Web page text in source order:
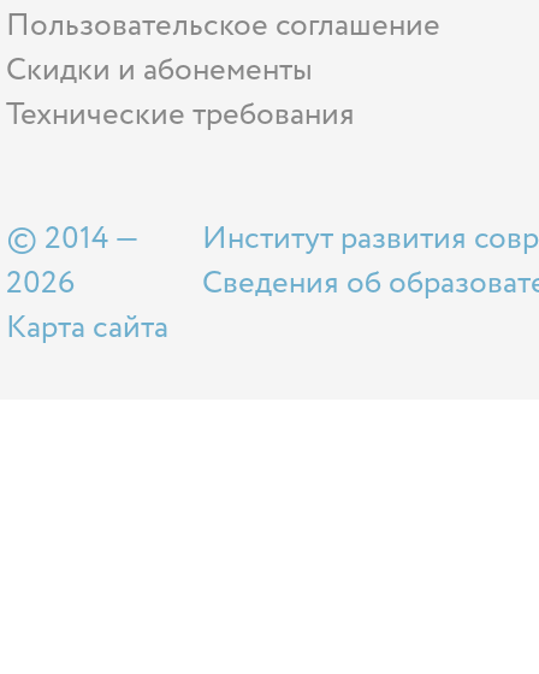
Пользовательское соглашение
Скидки и абонементы
Технические требования
© 2014 —
2026
Карта сайта
Институт развития
Сведения об